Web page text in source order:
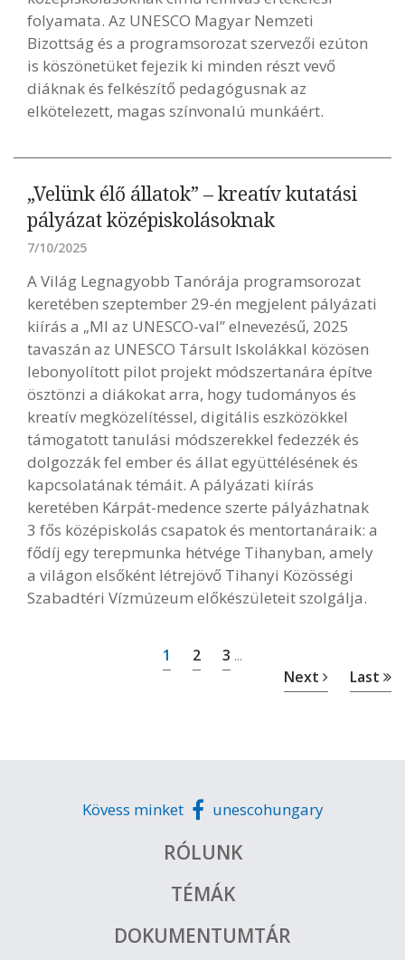
folyamata. Az UNESCO Magyar Nemzeti
Bizottság és a programsorozat szervezői ezúton
is köszönetüket fejezik ki minden részt vevő
diáknak és felkészítő pedagógusnak az
elkötelezett, magas színvonalú munkáért.
„Velünk élő állatok” – kreatív kutatási
pályázat középiskolásoknak
7/10/2025
A Világ Legnagyobb Tanórája programsorozat
keretében szeptember 29-én megjelent pályázati
kiírás a „MI az UNESCO-val” elnevezésű, 2025
tavaszán az UNESCO Társult Iskolákkal közösen
lebonyolított pilot projekt módszertanára építve
ösztönzi a diákokat arra, hogy tudományos és
kreatív megközelítéssel, digitális eszközökkel
támogatott tanulási módszerekkel fedezzék és
dolgozzák fel ember és állat együttélésének és
kapcsolatának témáit. A pályázati kiírás
keretében Kárpát-medence szerte pályázhatnak
3 fős középiskolás csapatok és mentortanáraik: a
fődíj egy terepmunka hétvége Tihanyban, amely
a világon elsőként létrejövő Tihanyi Közösségi
Szabadtéri Vízmúzeum előkészületeit szolgálja.
1 2 3 ...
Next Last
Kövess minket unescohungary
RÓLUNK
TÉMÁK
DOKUMENTUMTÁR